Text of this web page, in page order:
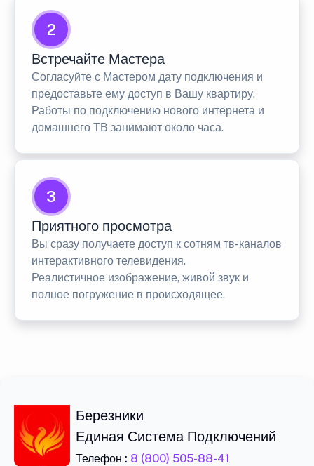
2
Встречайте Мастера
Согласуйте с Мастером дату подключения и
предоставьте ему доступ в Вашу квартиру.
Работы по подключению нового интернета и
домашнего ТВ занимают около часа.
3
Приятного просмотра
Вы сразу получаете доступ к сотням тв-каналов
интерактивного телевидения.
Реалистичное изображение, живой звук и
полное погружение в происходящее.
Березники
Единая Система Подключений
Телефон : 8 (800) 505-88-41